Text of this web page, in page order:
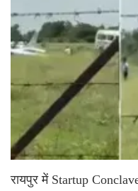
रायपुर में Startup